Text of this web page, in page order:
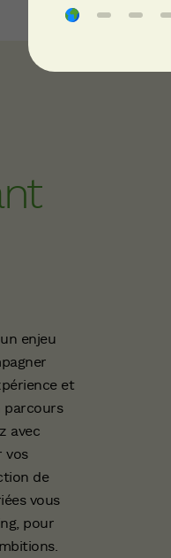
enjeu
et
parcours
avec
vos
de
vous
pour